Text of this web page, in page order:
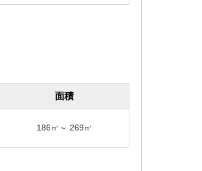
面積
186㎡～ 269㎡